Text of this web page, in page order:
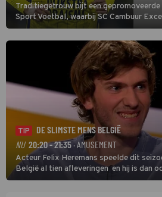
Traditiegetrouw bijt een
Sport Voetbal, waarbij SC Cambuur
eerste wedstrijd van het nieuwe
oefenmeester is Johan Plat en hij wil
TIP
DE SLIMSTE MENS BELGIË
NU 20:20 - 21:35· AMUSEMENT
Acteur Felix Heremans speelde dit
België al tien afleveringen en hij is dan
deze seizoensfinale. En er is